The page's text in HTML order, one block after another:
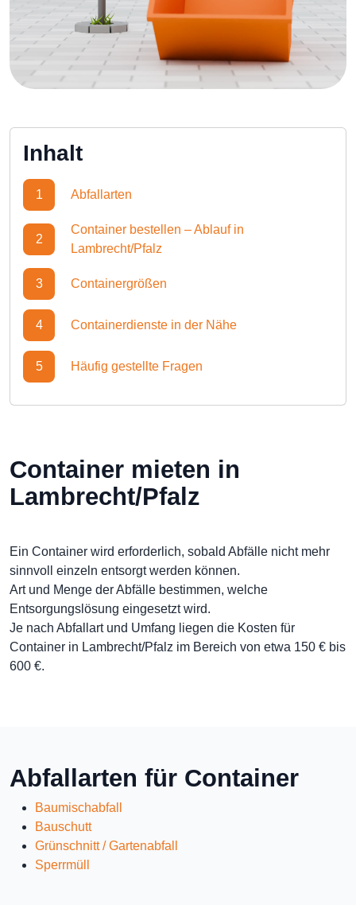
Inhalt
1 Abfallarten
2
Container bestellen – Ablauf in
Lambrecht/Pfalz
3 Containergrößen
4 Containerdienste in der Nähe
5 Häufig gestellte Fragen
Container mieten in
Lambrecht/Pfalz
Ein Container wird erforderlich, sobald Abfälle nicht mehr
sinnvoll einzeln entsorgt werden können.
Art und Menge der Abfälle bestimmen, welche
Entsorgungslösung eingesetzt wird.
Je nach Abfallart und Umfang liegen die Kosten für
Container in Lambrecht/Pfalz im Bereich von etwa 150 € bis
600 €.
Abfallarten für Container
Baumischabfall
Bauschutt
Grünschnitt / Gartenabfall
Sperrmüll